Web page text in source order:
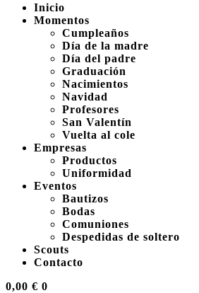
Inicio
Momentos
Cumpleaños
Día de la madre
Día del padre
Graduación
Nacimientos
Navidad
Profesores
San Valentín
Vuelta al cole
Empresas
Productos
Uniformidad
Eventos
Bautizos
Bodas
Comuniones
Despedidas de soltero
Scouts
Contacto
0,00 € 0